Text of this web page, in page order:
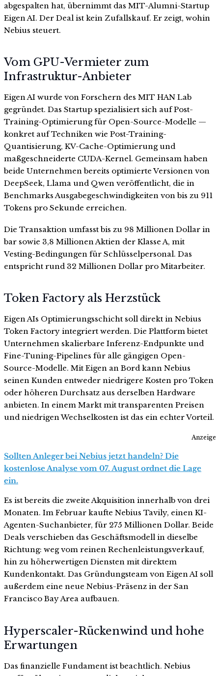
abgespalten hat, übernimmt das MIT-Alumni-Startup
Eigen AI. Der Deal ist kein Zufallskauf. Er zeigt, wohin
Nebius steuert.
Vom GPU-Vermieter zum
Infrastruktur-Anbieter
Eigen AI wurde von Forschern des MIT HAN Lab
gegründet. Das Startup spezialisiert sich auf Post-
Training-Optimierung für Open-Source-Modelle —
konkret auf Techniken wie Post-Training-
Quantisierung, KV-Cache-Optimierung und
maßgeschneiderte CUDA-Kernel. Gemeinsam haben
beide Unternehmen bereits optimierte Versionen von
DeepSeek, Llama und Qwen veröffentlicht, die in
Benchmarks Ausgabegeschwindigkeiten von bis zu 911
Tokens pro Sekunde erreichen.
Die Transaktion umfasst bis zu 98 Millionen Dollar in
bar sowie 3,8 Millionen Aktien der Klasse A, mit
Vesting-Bedingungen für Schlüsselpersonal. Das
entspricht rund 32 Millionen Dollar pro Mitarbeiter.
Token Factory als Herzstück
Eigen AIs Optimierungsschicht soll direkt in Nebius
Token Factory integriert werden. Die Plattform bietet
Unternehmen skalierbare Inferenz-Endpunkte und
Fine-Tuning-Pipelines für alle gängigen Open-
Source-Modelle. Mit Eigen an Bord kann Nebius
seinen Kunden entweder niedrigere Kosten pro Token
oder höheren Durchsatz aus derselben Hardware
anbieten. In einem Markt mit transparenten Preisen
und niedrigen Wechselkosten ist das ein echter Vorteil.
Anzeige
Sollten Anleger bei Nebius jetzt handeln? Die
kostenlose Analyse vom 07. August ordnet die Lage
ein.
Es ist bereits die zweite Akquisition innerhalb von drei
Monaten. Im Februar kaufte Nebius Tavily, einen KI-
Agenten-Suchanbieter, für 275 Millionen Dollar. Beide
Deals verschieben das Geschäftsmodell in dieselbe
Richtung: weg vom reinen Rechenleistungsverkauf,
hin zu höherwertigen Diensten mit direktem
Kundenkontakt. Das Gründungsteam von Eigen AI soll
außerdem eine neue Nebius-Präsenz in der San
Francisco Bay Area aufbauen.
Hyperscaler-Rückenwind und hohe
Erwartungen
Das finanzielle Fundament ist beachtlich. Nebius